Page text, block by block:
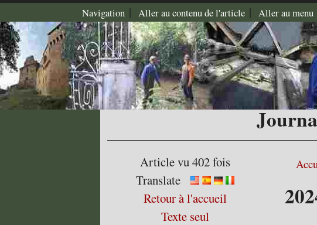
Navigation | Aller au contenu de l'article | Aller au menu
Article vu 402 fois
Translate
Retour à l'accueil
Texte seul